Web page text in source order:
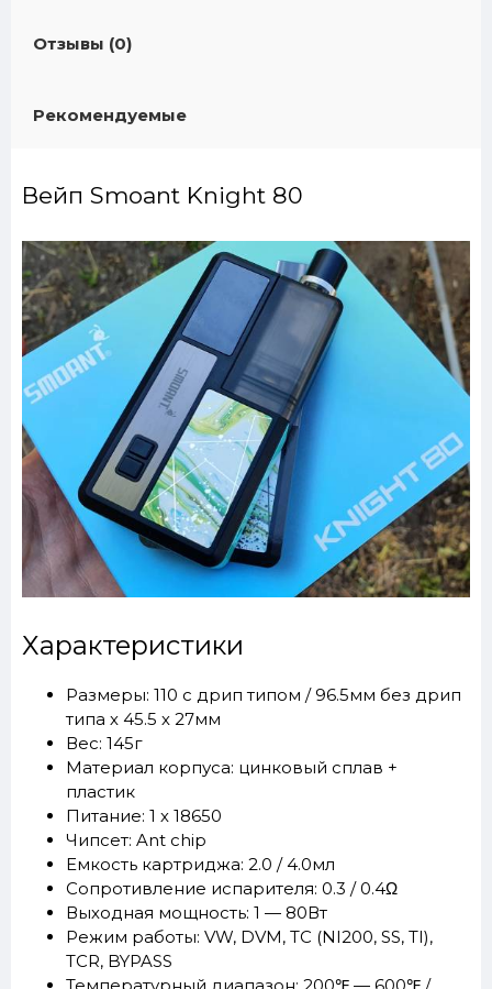
Отзывы (0)
Рекомендуемые
Вейп Smoant Knight 80
Характеристики
Размеры: 110 с дрип типом / 96.5мм без дрип
типа х 45.5 х 27мм
Вес: 145г
Материал корпуса: цинковый сплав +
пластик
Питание: 1 х 18650
Чипсет: Ant chip
Емкость картриджа: 2.0 / 4.0мл
Сопротивление испарителя: 0.3 / 0.4Ω
Выходная мощность: 1 — 80Вт
Режим работы: VW, DVM, TC (NI200, SS, TI),
TCR, BYPASS
Температурный диапазон: 200℉ — 600℉ /